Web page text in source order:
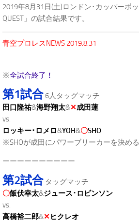
2019年8月31日(土)ロンドン･カッパーボッ
QUEST」の試合結果です。
青空プロレスNEWS 2019.8.31
※全試合終了！
第1試合6人タッグマッチ
田口隆祐&海野翔太&✕成田蓮
vs.
ロッキー･ロメロ&YOH&〇SHO
※SHOが成田にパワーブリーカーを決める
ーーーーーーーーーー
第2試合タッグマッチ
〇飯伏幸太&ジュース･ロビンソン
vs.
高橋裕二郎&✕ ヒクレオ